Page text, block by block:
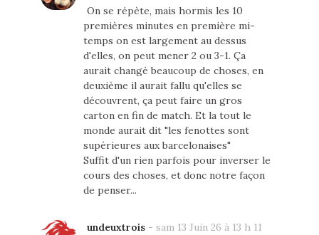
On se répète, mais hormis les 10
premières minutes en première mi-
temps on est largement au dessus
d'elles, on peut mener 2 ou 3-1. Ça
aurait changé beaucoup de choses, en
deuxième il aurait fallu qu'elles se
découvrent, ça peut faire un gros
carton en fin de match. Et la tout le
monde aurait dit "les fenottes sont
supérieures aux barcelonaises"
Suffit d'un rien parfois pour inverser le
cours des choses, et donc notre façon
de penser...
undeuxtrois- sam 13 Juin 26 à 13 h 11